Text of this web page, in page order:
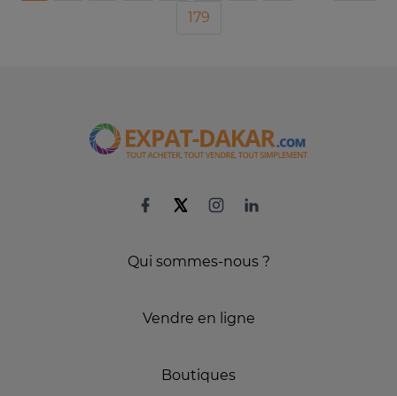
179
Qui sommes-nous ?
Vendre en ligne
Boutiques